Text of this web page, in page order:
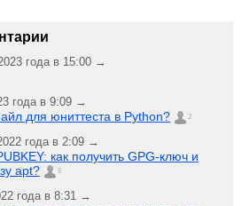
года в 15:00 →
года в 9:09 →
для юниттеста в Python? 2
года в 2:09 →
как получить GPG-ключ и
apt?
6
года в 8:31 →